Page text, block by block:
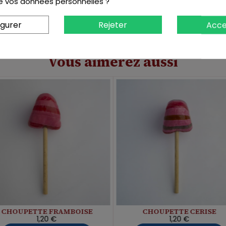
Vous aimerez aussi
CHOUPETTE FRAMBOISE
1,20 €
CHOUPETTE CERISE
1,20 €
Rejeter